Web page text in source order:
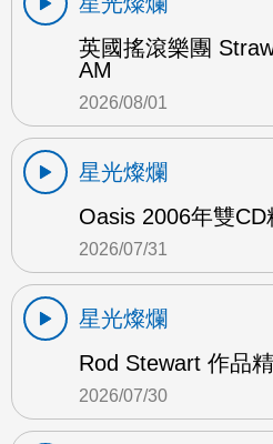
英國搖滾樂團
AM
2026/08/01
星光燦爛
Oasis 2006年雙CD
2026/07/31
星光燦爛
Rod Stewart 作品
2026/07/30